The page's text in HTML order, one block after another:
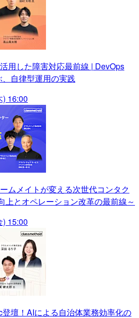
用した障害対応最前線 | DevOps
自律型運用の実践
16:00
ムメイトが変える次世代コンタク
上とオペレーション改革の最前線～
15:00
登壇！AIによる自治体業務効率化の